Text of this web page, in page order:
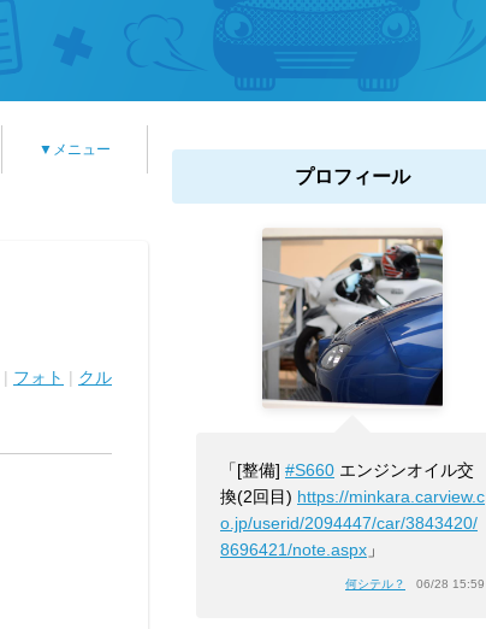
▼メニュー
| フォト | クル
プロフィール
「[整備] #S660 エンジンオイル交
換(2回目) https://minkara.carview.c
o.jp/userid/2094447/car/3843420/
8696421/note.aspx 」
何シテル？ 06/28 15:59